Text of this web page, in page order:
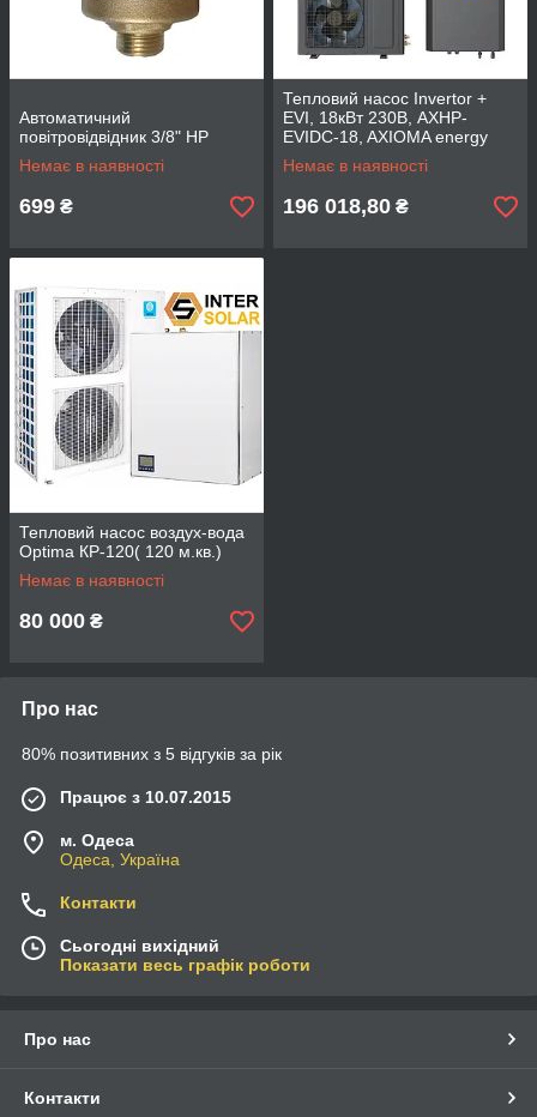
Автоматичний
повітровідвідник 3/8" НР
Немає в наявності
699 ₴
Тепловий насос Invertor +
EVI, 18кВт 230В, AXHP-
EVIDC-18, AXIOMA energy
Немає в наявності
196 018,80 ₴
Тепловий насос воздух-вода
Optima КР-120( 120 м.кв.)
Немає в наявності
80 000 ₴
Про нас
80% позитивних з 5 відгуків за рік
Працює з 10.07.2015
м. Одеса
Одеса, Україна
Контакти
Сьогодні вихідний
Показати весь графік роботи
Про нас
Контакти